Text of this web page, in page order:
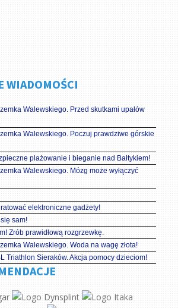
WIADOMOŚCI
Walewskiego. Przed skutkami upałów
Walewskiego. Poczuj prawdziwe górskie
plażowanie i bieganie nad Bałtykiem!
Walewskiego. Mózg może wyłączyć
elektroniczne gadżety!
sam!
Zrób prawidłową rozgrzewkę.
Walewskiego. Woda na wagę złota!
Triathlon Sieraków. Akcja pomocy dzieciom!